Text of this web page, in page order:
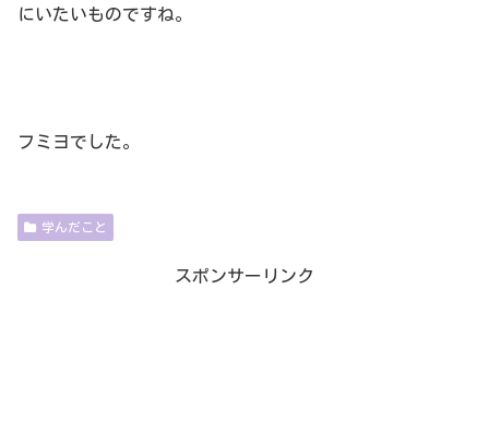
にいたいものですね。
フミヨでした。
学んだこと
スポンサーリンク